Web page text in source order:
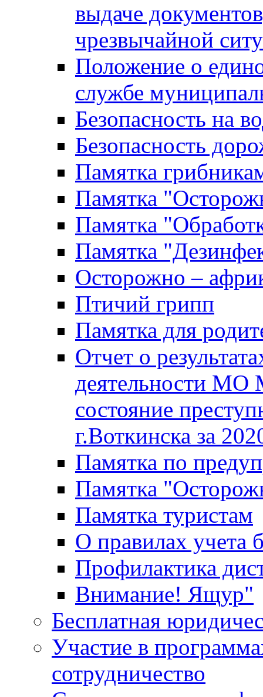
выдаче
чрезвычайной
Положение о
службе
Безопасность на
Безопасность
Памятка
Памятка
Памятка
Памятка
Осторожно –
Птичий грипп
Памятка для
Отчет о
деятельности МО
состояние
г.Воткинска за
Памятка по
Памятка
Памятка туристам
О правилах учета
Профилактика
Внимание! Ящур"
Бесплатная
Участие в
сотрудничество